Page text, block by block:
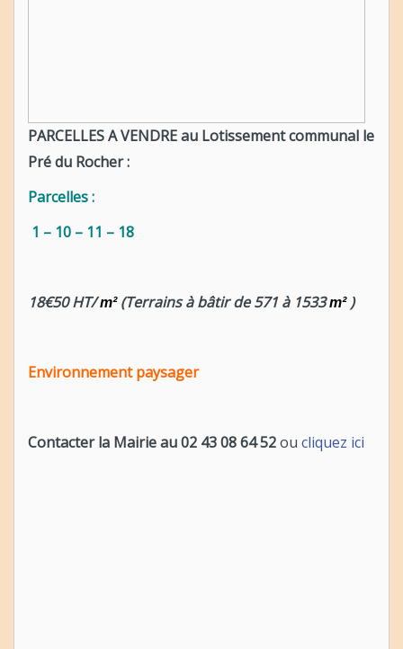
PARCELLES A VENDRE au Lotissement communal le
Pré du Rocher :
Parcelles :
1 – 10 – 11 – 18
18€50 HT/m²(Terrains à bâtir de 571 à 1533m²)
Environnement paysager
Contacter la Mairie au 02 43 08 64 52ou cliquez ici